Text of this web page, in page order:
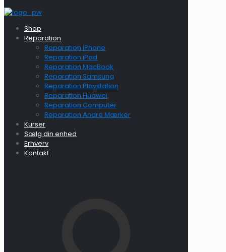
Shop
Reparation
Reparation iPhone
Reparation iPad
Reparation MacBook
Reparation Samsung
Reparation Playstation
Reparation Huawei
Reparation Computer
Reparation Andre Mærker
Kurser
Sælg din enhed
Erhverv
Kontakt